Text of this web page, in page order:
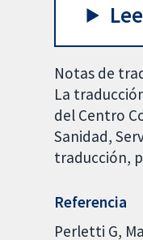
Notas de
La
del Centro
Sanidad,
traducción,
Referencia
Perletti G,